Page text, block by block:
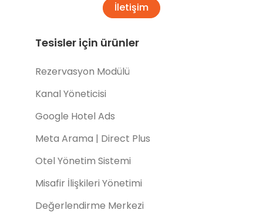
İletişim
Tesisler için ürünler
Rezervasyon Modülü
Kanal Yöneticisi
Google Hotel Ads
Meta Arama | Direct Plus
Otel Yönetim Sistemi
Misafir İlişkileri Yönetimi
Değerlendirme Merkezi